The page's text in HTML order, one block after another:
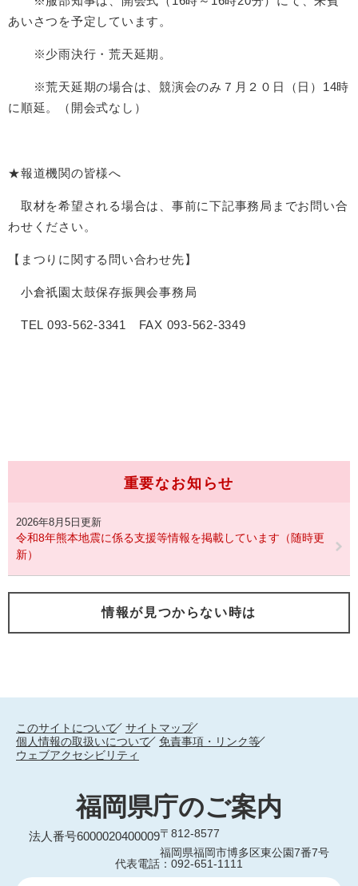
あいさつを予定しています。
※少雨決行・荒天延期。
※荒天延期の場合は、競演会のみ７月２０日（日）14時
に順延。（開会式なし）
★報道機関の皆様へ
取材を希望される場合は、事前に下記事務局までお問い合
わせください。
【まつりに関する問い合わせ先】
小倉祇園太鼓保存振興会事務局
TEL 093-562-3341 FAX 093-562-3349
重要なお知らせ
2026年8月5日更新
令和8年熊本地震に係る支援等情報を掲載しています（随時更
新）
情報が見つからない時は
このサイトについて
サイトマップ
個人情報の取扱いについて
免責事項・リンク等
ウェブアクセシビリティ
福岡県庁のご案内
法人番号6000020400009〒812-8577
福岡県福岡市博多区東公園7番7号
代表電話：092-651-1111